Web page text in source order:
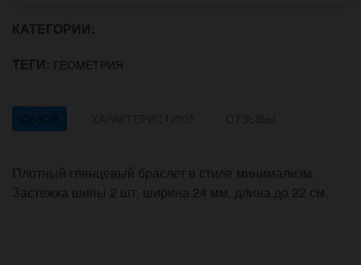
КАТЕГОРИИ:
ТЕГИ: ГЕОМЕТРИЯ
ОБЗОР
Плотный глянцевый браслет в стиле минимализм.
Застежка шипы 2 шт, ширина 24 мм, длина до 22 см.